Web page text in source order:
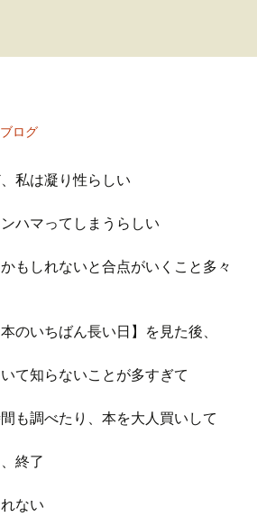
ブログ
私は凝り性らしい
ハマってしまうらしい
もしれないと合点がいくこと多々
のいちばん長い日】を見た後、
て知らないことが多すぎて
も調べたり、本を大人買いして
終了
ない